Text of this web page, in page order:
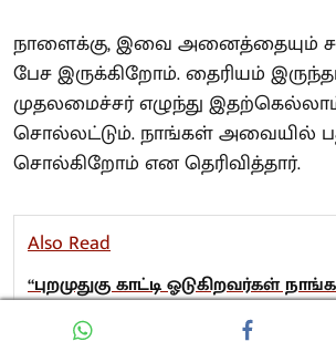
நாளைக்கு, இவை அனைத்தையும்
பேச இருக்கிறோம். தைரியம்
முதலமைச்சர் எழுந்து
சொல்லட்டும். நாங்கள் அவையில்
சொல்கிறோம் என தெரிவித்தார்.
Also Read
“புறமுதுகு காட்டி ஓடுகிறவர்கள்
மக்களோடு மக்களாக இருந்து எதையும்
எதிர்கொள்வோம்!” : உதயநிதி!